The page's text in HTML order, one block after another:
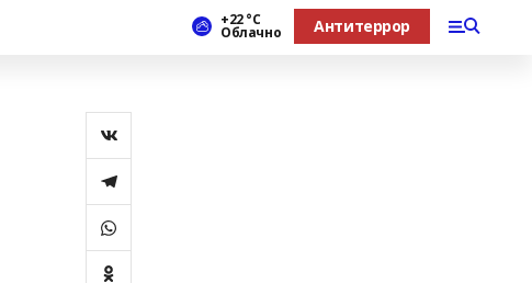
+22 °С
Облачно Антитеррор